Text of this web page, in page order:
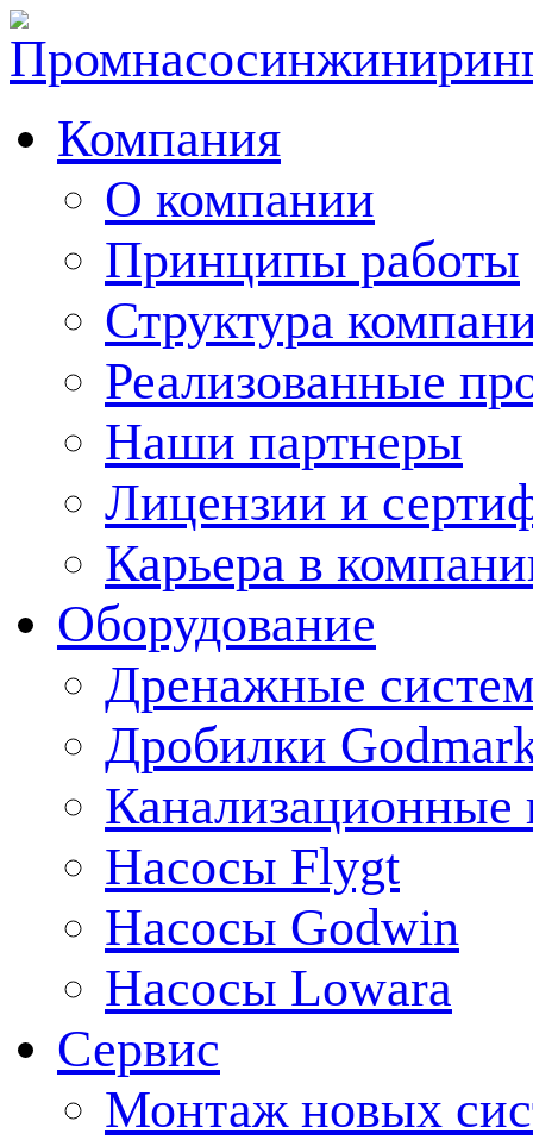
Компания
О компании
Принципы работы
Структура
Реализованные
Наши партнеры
Лицензии и
Карьера в
Оборудование
Дренажные
Дробилки
Канализационные
Насосы Flygt
Насосы Godwin
Насосы Lowara
Сервис
Монтаж новых